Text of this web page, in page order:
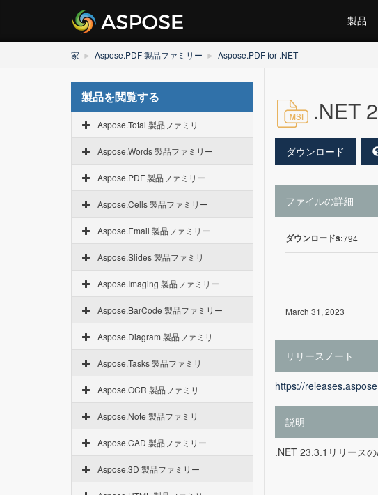
製品
家 Aspose.PDF 製品ファミリー Aspose.PDF for .NET
製品を閲覧する
Aspose.Total 製品ファミリ
Aspose.Words 製品ファミリー
Aspose.PDF 製品ファミリー
Aspose.Cells 製品ファミリー
Aspose.Email 製品ファミリー
Aspose.Slides 製品ファミリ
Aspose.Imaging 製品ファミリー
Aspose.BarCode 製品ファミリー
Aspose.Diagram 製品ファミリ
Aspose.Tasks 製品ファミリ
Aspose.OCR 製品ファミリ
Aspose.Note 製品ファミリ
Aspose.CAD 製品ファミリー
Aspose.3D 製品ファミリー
.NET
ダウンロード
ファイルの詳細
ダウンロードs:794
March 31, 2023
リリースノート
https://
説明
.NET 23.3.1リリース